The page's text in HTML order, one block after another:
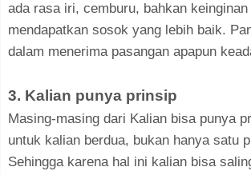
ada rasa iri, cemburu, bahkan
mendapatkan sosok yang lebih baik.
dalam menerima pasangan apapun
3. Kalian punya prinsip
Masing-masing dari Kalian bisa punya
untuk kalian berdua, bukan hanya satu
Sehingga karena hal ini kalian bisa